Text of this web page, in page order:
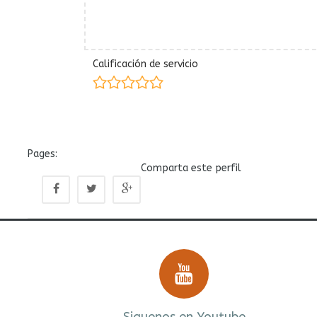
Calificación de servicio
Pages:
Comparta este perfil